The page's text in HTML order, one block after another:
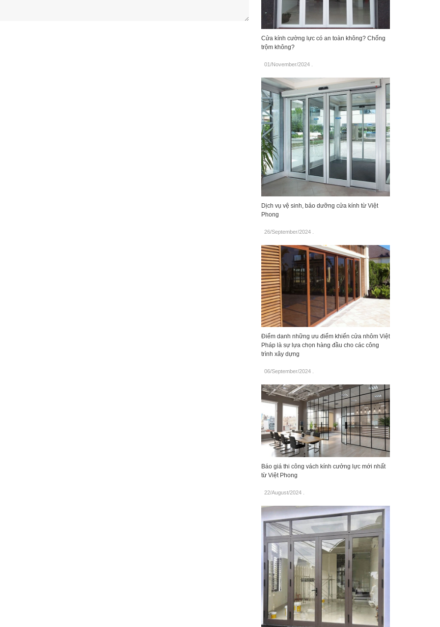
Cửa kính cường lực có an toàn không? Chống
trộm không?
01/November/2024.
Dịch vụ vệ sinh, bảo dưỡng cửa kính từ Việt
Phong
26/September/2024.
Điểm danh những ưu điểm khiến cửa nhôm Việt
Pháp là sự lựa chọn hàng đầu cho các công
trình xây dựng
06/September/2024.
Báo giá thi công vách kính cưởng lực mới nhất
từ Việt Phong
22/August/2024.